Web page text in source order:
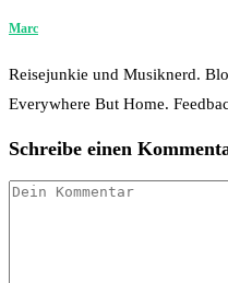
Marc
Reisejunkie und Musiknerd.
Everywhere But Home.
Schreibe einen